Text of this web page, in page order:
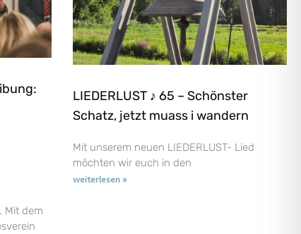
Mit dem
LIEDERLUST ♪ 65 – Schönster
Schatz, jetzt muass i wandern
Mit unserem neuen LIEDERLUST- Lied
möchten wir euch in den
weiterlesen »